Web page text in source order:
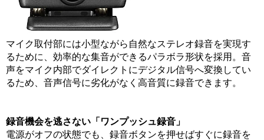
マイク取付部には小型ながら自然なステレオ録音を実現す
るために、効率的な集音ができるパラボラ形状を採用。音
声をマイク内部でダイレクトにデジタル信号へ変換してい
るため、音声信号に劣化がなく高音質に録音できます。
録音機会を逃さない「ワンプッシュ録音」
電源がオフの状態でも、録音ボタンを押せばすぐに録音を